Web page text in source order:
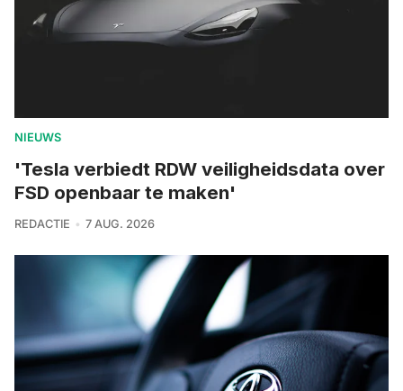
NIEUWS
'Tesla verbiedt RDW veiligheidsdata over
FSD openbaar te maken'
REDACTIE 7 AUG. 2026